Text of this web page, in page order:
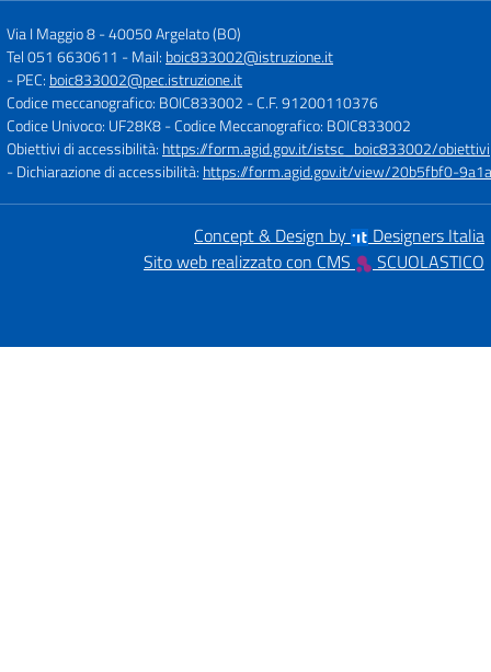
Via I Maggio 8-40050 Argelato (BO)
Tel 051 6630611 - Mail: boic833002@istruzione.it
- PEC: boic833002@pec.istruzione.it
Codice meccanografico: BOIC833002 - C.F. 91200110376
Codice Univoco: UF28K8- Codice Meccanografico: BOIC833002
Obiettivi di accessibilità: https://form.agid.gov.it/istsc_boic833002/obiettivi
- Dichiarazione di accessibilità: https://form.agid.gov.it/view/20b5fbf0-
Concept & Design by
Designers Italia
Sito web realizzato con CMS
SCUOLASTICO